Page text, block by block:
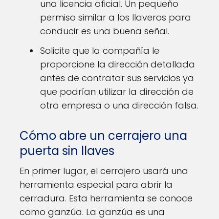
una licencia oficial. Un pequeño
permiso similar a los llaveros para
conducir es una buena señal.
Solicite que la compañía le
proporcione la dirección detallada
antes de contratar sus servicios ya
que podrían utilizar la dirección de
otra empresa o una dirección falsa.
Cómo abre un cerrajero una
puerta sin llaves
En primer lugar, el cerrajero usará una
herramienta especial para abrir la
cerradura. Esta herramienta se conoce
como ganzúa. La ganzúa es una